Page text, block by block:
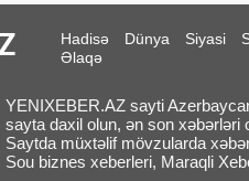
Hadisə Dünya Siyasi
Əlaqə
YENIXEBER.AZ sayti
sayta daxil olun, ən son xəbərləri
Saytda müxtəlif mövzularda
Sou biznes xeberleri, Maraqli